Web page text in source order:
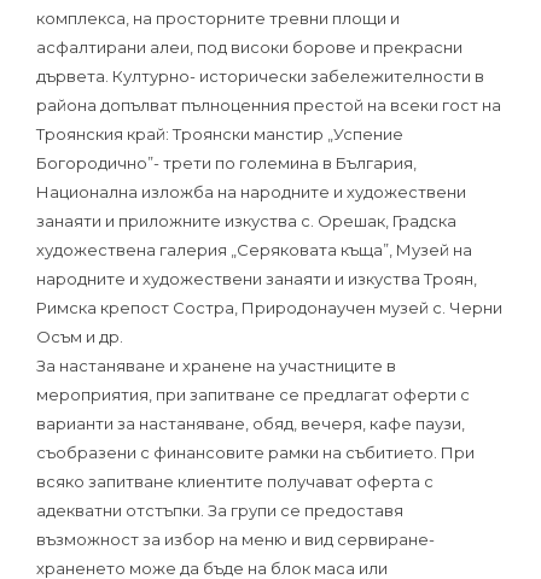
комплекса, на просторните тревни площи и
асфалтирани алеи, под високи борове и прекрасни
дървета. Културно- исторически забележителности в
района допълват пълноценния престой на всеки гост на
Троянския край: Троянски манстир „Успение
Богородично”- трети по големина в България,
Национална изложба на народните и художествени
занаяти и приложните изкуства с. Орешак, Градска
художествена галерия „Серяковата къща”, Музей на
народните и художествени занаяти и изкуства Троян,
Римска крепoст Состра, Природонаучен музей с. Черни
Осъм и др.
За настаняване и хранене на участниците в
мероприятия, при запитване се предлагат оферти с
варианти за настаняване, обяд, вечеря, кафе паузи,
съобразени с финансовите рамки на събитието. При
всяко запитване клиентите получават оферта с
адекватни отстъпки. За групи се предоставя
възможност за избор на меню и вид сервиране-
храненето може да бъде на блок маса или